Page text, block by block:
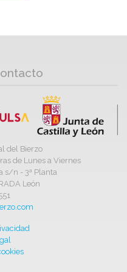
del Bierzo
de Lunes a Viernes
s/n - 3ª Planta
León